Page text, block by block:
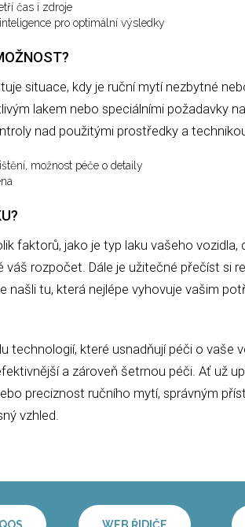
čas i zdroje
pro optimální výsledky
situace, kdy je ruční mytí nezbytné
lakem nebo speciálními požadavky
nad použitými prostředky a
možnost péče o detaily
faktorů, jako je typ laku vašeho
rozpočet. Dále je užitečné přečíst si
našli tu, která nejlépe vyhovuje vašim
technologií, které usnadňují péči o vaše
a zároveň šetrnou péči. Ať už
preciznost ručního mytí, správným
vzhled.